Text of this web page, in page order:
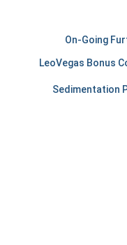
On-Going
LeoVegas Bonus
Sedimentation